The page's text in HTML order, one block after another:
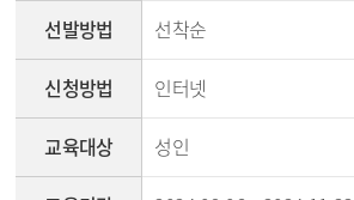
선발방법 선착순
신청방법 인터넷
교육대상 성인